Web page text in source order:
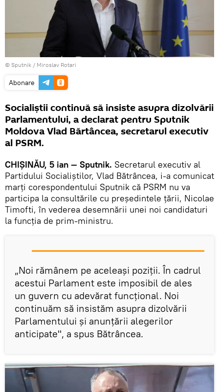
© Sputnik / Miroslav Rotari
Abonare
Socialiștii continuă să insiste asupra dizolvării
Parlamentului, a declarat pentru Sputnik
Moldova Vlad Bărtâncea, secretarul executiv
al PSRM.
CHIȘINĂU, 5 ian — Sputnik. Secretarul executiv al
Partidului Socialiştilor, Vlad Bătrâncea, i-a comunicat
marți corespondentului Sputnik că PSRM nu va
participa la consultările cu președintele țării, Nicolae
Timofti, în vederea desemnării unei noi candidaturi
la funcţia de prim-ministru.
„Noi rămânem pe aceleași poziții. În cadrul
acestui Parlament este imposibil de ales
un guvern cu adevărat funcțional. Noi
continuăm să insistăm asupra dizolvării
Parlamentului și anunţării alegerilor
anticipate", a spus Bătrâncea.